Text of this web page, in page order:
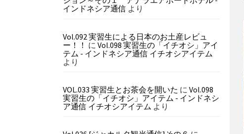
インドネシア通信 より
Vol.092 実習生による日本のお土産レビュ
ー！！ に Vol.098 実習生の「イチオシ」アイ
テム - インドネシア通信 イチオシアイテム
より
VOL.033 実習生とお茶会を開いた に Vol.098
実習生の「イチオシ」アイテム - インドネシ
ア通信 イチオシアイテム より